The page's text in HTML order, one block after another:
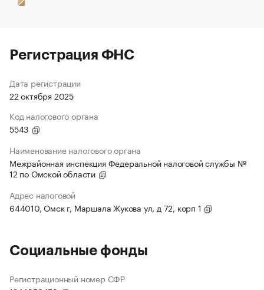
Регистрация ФНС
Дата регистрации
22 октября 2025
Код налогового органа
5543
Наименование налогового органа
Межрайонная инспекция Федеральной налоговой службы №
12 по Омской области
Адрес налоговой
644010, Омск г, Маршала Жукова ул, д 72, корп 1
Социальные фонды
Регистрационный номер СФР